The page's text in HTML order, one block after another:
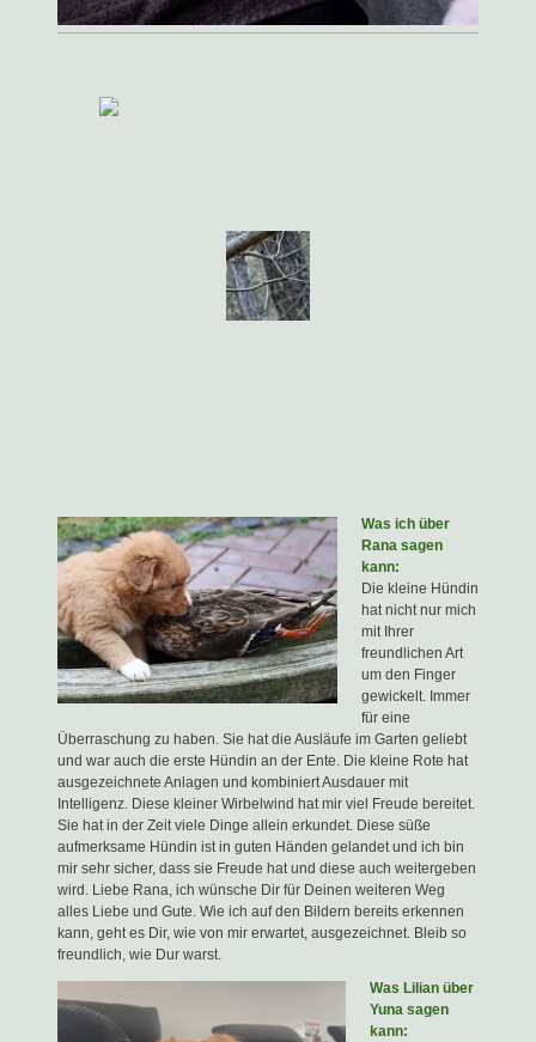
Was ich über
Rana sagen
kann:
Die kleine Hündin
hat nicht nur mich
mit Ihrer
freundlichen Art
um den Finger
gewickelt. Immer
für eine
Überraschung zu haben. Sie hat die Ausläufe im Garten geliebt
und war auch die erste Hündin an der Ente. Die kleine Rote hat
ausgezeichnete Anlagen und kombiniert Ausdauer mit
Intelligenz. Diese kleiner Wirbelwind hat mir viel Freude bereitet.
Sie hat in der Zeit viele Dinge allein erkundet. Diese süße
aufmerksame Hündin ist in guten Händen gelandet und ich bin
mir sehr sicher, dass sie Freude hat und diese auch weitergeben
wird. Liebe Rana, ich wünsche Dir für Deinen weiteren Weg
alles Liebe und Gute. Wie ich auf den Bildern bereits erkennen
kann, geht es Dir, wie von mir erwartet, ausgezeichnet. Bleib so
freundlich, wie Dur warst.
Was Lilian über
Yuna sagen
kann: